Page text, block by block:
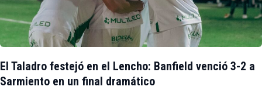
El Taladro festejó en el Lencho: Banfield venció 3-2 a
Sarmiento en un final dramático